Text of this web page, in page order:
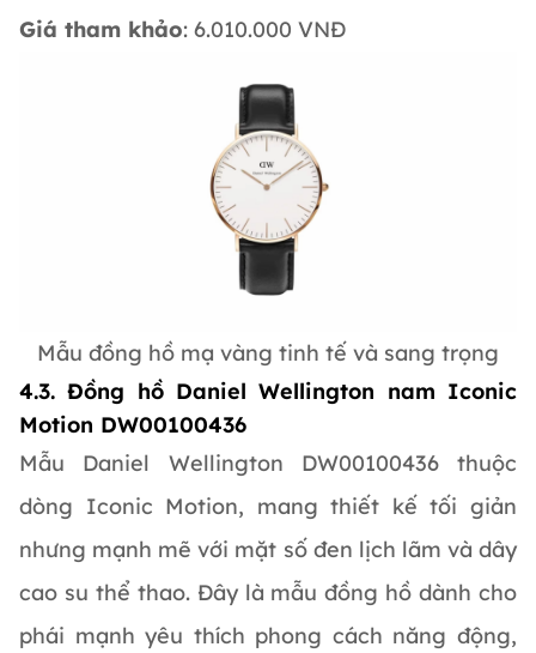
Giá tham khảo: 6.010.000 VNĐ
Mẫu đồng hồ mạ vàng tinh tế và sang trọng
4.3. Đồng hồ Daniel Wellington nam Iconic
Motion DW00100436
Mẫu Daniel Wellington DW00100436 thuộc
dòng Iconic Motion, mang thiết kế tối giản
nhưng mạnh mẽ với mặt số đen lịch lãm và dây
cao su thể thao. Đây là mẫu đồng hồ dành cho
phái mạnh yêu thích phong cách năng động,